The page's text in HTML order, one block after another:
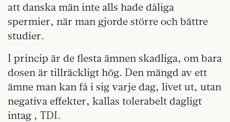
att danska män inte alls hade dåliga
spermier, när man gjorde större och bättre
studier.
I princip är de flesta ämnen skadliga, om bara
dosen är tillräckligt hög. Den mängd av ett
ämne man kan få i sig varje dag, livet ut, utan
negativa effekter, kallas tolerabelt dagligt
intag , TDI.